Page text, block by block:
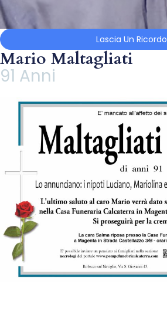
Lascia Un Ricordo
Mario Maltagliati
91 Anni